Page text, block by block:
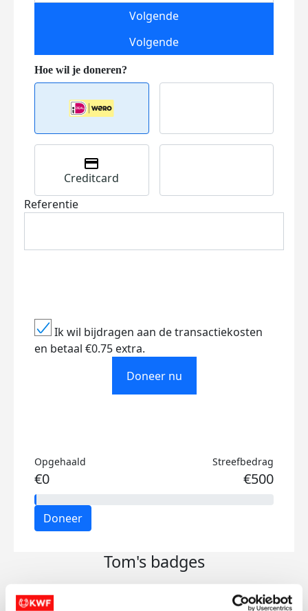
Volgende
Volgende
Creditcard
Referentie
Ik wil bijdragen aan de transactiekosten
en betaal €0.75 extra.
Doneer nu
Opgehaald
€0
Streefbedrag
€500
Doneer
Tom's badges